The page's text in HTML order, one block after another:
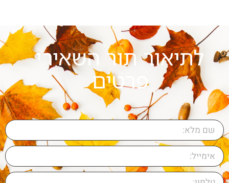
לתיאור תור השאירי
פרטים